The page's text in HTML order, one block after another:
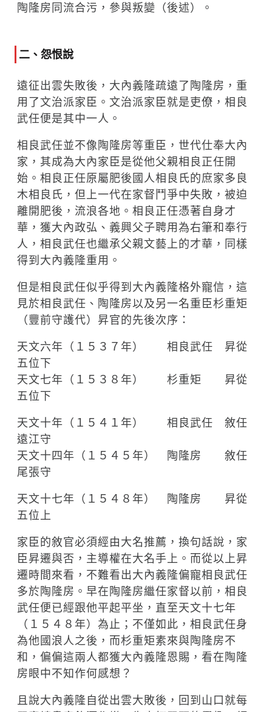
陶隆房同流合污，參與叛變（後述）。
二、怨恨說
遠征出雲失敗後，大內義隆疏遠了陶隆房，重
用了文治派家臣。文治派家臣就是吏僚，相良
武任便是其中一人。
相良武任並不像陶隆房等重臣，世代仕奉大內
家，其成為大內家臣是從他父親相良正任開
始。相良正任原屬肥後國人相良氏的庶家多良
木相良氏，但上一代在家督鬥爭中失敗，被迫
離開肥後，流浪各地。相良正任憑著自身才
華，獲大內政弘、義興父子聘用為右筆和奉行
人，相良武任也繼承父親文藝上的才華，同樣
得到大內義隆重用。
但是相良武任似乎得到大內義隆格外寵信，這
見於相良武任、陶隆房以及另一名重臣杉重矩
（豐前守護代）昇官的先後次序：
天文六年（１５３７年） 相良武任 昇從
五位下
天文七年（１５３８年） 杉重矩 昇從
五位下
天文十年（１５４１年） 相良武任 敘任
遠江守
天文十四年（１５４５年） 陶隆房 敘任
尾張守
天文十七年（１５４８年） 陶隆房 昇從
五位上
家臣的敘官必須經由大名推薦，換句話說，家
臣昇遷與否，主導權在大名手上。而從以上昇
遷時間來看，不難看出大內義隆偏寵相良武任
多於陶隆房。早在陶隆房繼任家督以前，相良
武任便已經跟他平起平坐，直至天文十七年
（１５４８年）為止；不僅如此，相良武任身
為他國浪人之後，而杉重矩素來與陶隆房不
和，偏偏這兩人都獲大內義隆恩賜，看在陶隆
房眼中不知作何感想？
且說大內義隆自從出雲大敗後，回到山口就每